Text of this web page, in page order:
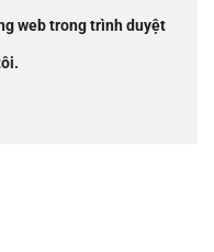
web trong trình duyệt